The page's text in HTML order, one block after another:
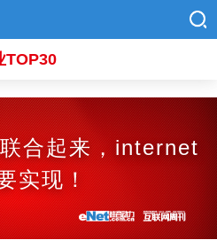
TOP30
合起来，internet
实现！